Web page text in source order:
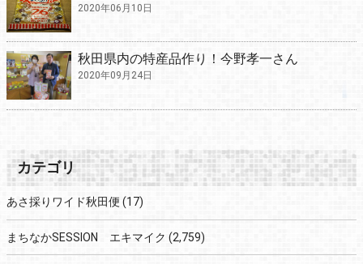
2020年06月10日
秋田県内の特産品作り！今野孝一さん
2020年09月24日
カテゴリ
あさ採りワイド秋田便 (17)
まちなかSESSION エキマイク (2,759)